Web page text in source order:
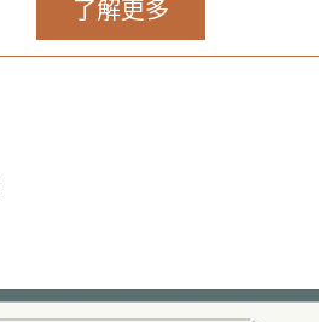
了解更多